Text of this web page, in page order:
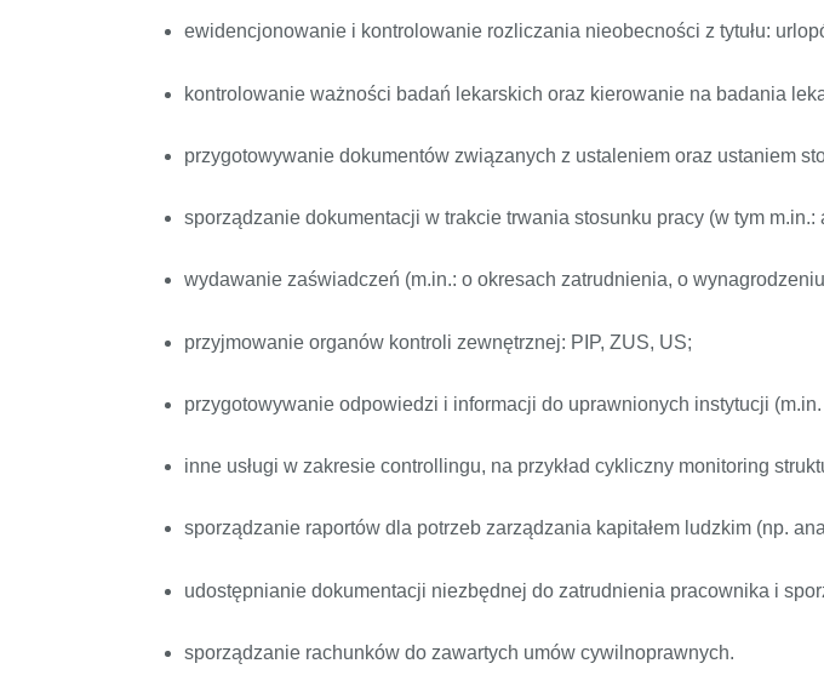
ewidencjonowanie i kontrolowanie rozliczania nieobecności z tytułu:
kontrolowanie ważności badań lekarskich oraz kierowanie na badania
przygotowywanie dokumentów związanych z ustaleniem oraz ustaniem
sporządzanie dokumentacji w trakcie trwania stosunku pracy (w tym
wydawanie zaświadczeń (m.in.: o okresach zatrudnienia, o
przyjmowanie organów kontroli zewnętrznej: PIP, ZUS, US;
przygotowywanie odpowiedzi i informacji do uprawnionych instytucji
inne usługi w zakresie controllingu, na przykład cykliczny monitoring
sporządzanie raportów dla potrzeb zarządzania kapitałem ludzkim (np.
udostępnianie dokumentacji niezbędnej do zatrudnienia pracownika i
sporządzanie rachunków do zawartych umów cywilnoprawnych.